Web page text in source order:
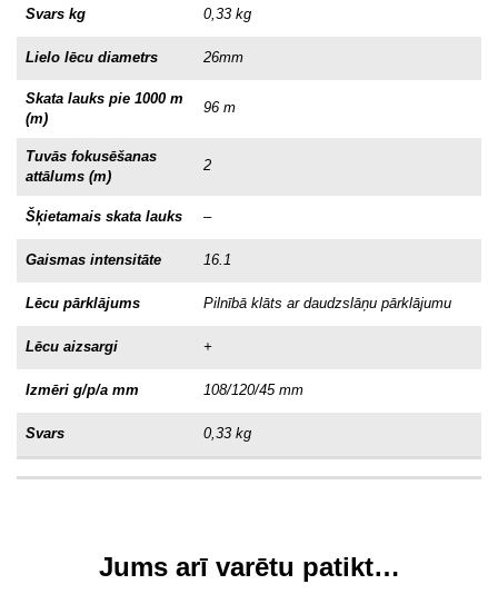
Svars kg 0,33 kg
Lielo lēcu diametrs 26mm
Skata lauks pie 1000 m
(m)
96 m
Tuvās fokusēšanas
attālums (m)
2
Šķietamais skata lauks –
Gaismas intensitāte 16.1
Lēcu pārklājums Pilnībā klāts ar daudzslāņu pārklājumu
Lēcu aizsargi +
Izmēri g/p/a mm 108/120/45 mm
Svars 0,33 kg
Jums arī varētu patikt…